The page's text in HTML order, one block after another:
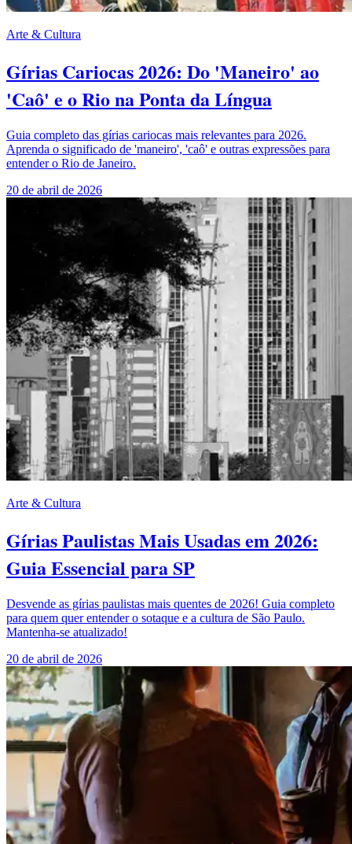
Arte & Cultura
Gírias Cariocas 2026: Do 'Maneiro' ao
'Caô' e o Rio na Ponta da Língua
Guia completo das gírias cariocas mais relevantes para 2026.
Aprenda o significado de 'maneiro', 'caô' e outras expressões para
entender o Rio de Janeiro.
20 de abril de 2026
Arte & Cultura
Gírias Paulistas Mais Usadas em 2026:
Guia Essencial para SP
Desvende as gírias paulistas mais quentes de 2026! Guia completo
para quem quer entender o sotaque e a cultura de São Paulo.
Mantenha-se atualizado!
20 de abril de 2026